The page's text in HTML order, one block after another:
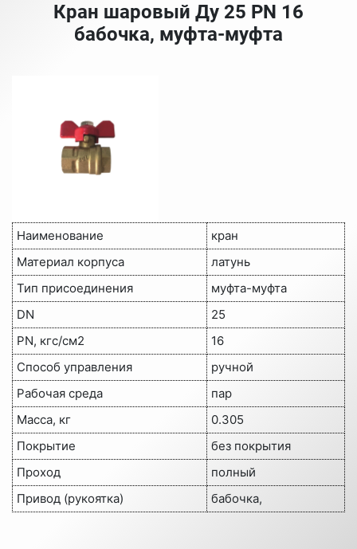
Кран шаровый Ду 25 PN 16
бабочка, муфта-муфта
Наименование
кран
Материал корпуса
латунь
Тип присоединения
муфта-муфта
DN
25
PN, кгс/см2
16
Способ управления
ручной
Рабочая среда
пар
Масса, кг
0.305
Покрытие
без покрытия
Проход
полный
Привод (рукоятка)
бабочка,